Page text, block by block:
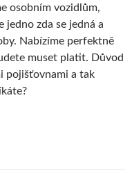
osobním vozidlům,
jedno zda se jedná a
Nabízíme perfektně
muset platit. Důvod
pojišťovnami a tak